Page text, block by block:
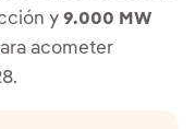
y 9.000 MW
acometer